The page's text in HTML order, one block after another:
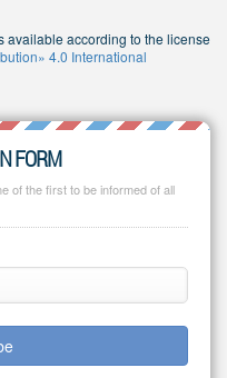
available according to the license
4.0 International
FORM
of the first to be informed of all